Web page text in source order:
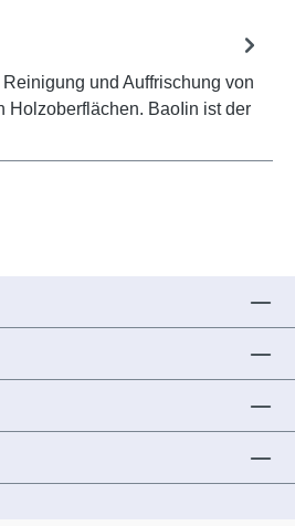
und Auffrischung von
Holzoberflächen. BaoIin ist der